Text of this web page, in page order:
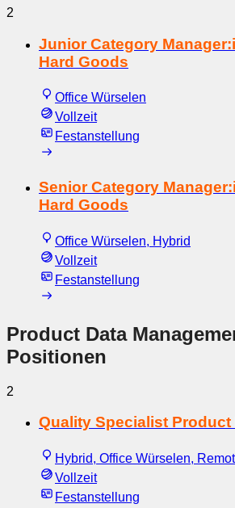
2
Junior Category
Hard Goods
Office Würselen
Vollzeit
Festanstellung
Senior Category
Hard Goods
Office Würselen, Hybrid
Vollzeit
Festanstellung
Product Data
Positionen
2
Quality Specialist Product
Hybrid, Office Würselen,
Vollzeit
Festanstellung